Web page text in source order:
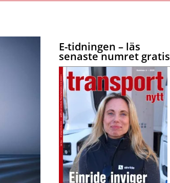
E-tidningen – läs
senaste numret gratis